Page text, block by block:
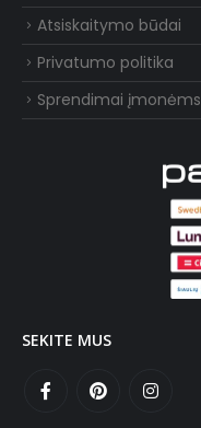
Atsiskaitymo būdai
Privatumo politika
Sprendimai įmonėms
SEKITE MUS